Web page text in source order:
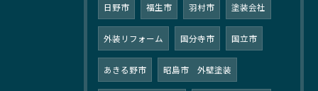
日野市 福生市 羽村市 塗装会社
外装リフォーム 国分寺市 国立市
あきる野市 昭島市 外壁塗装